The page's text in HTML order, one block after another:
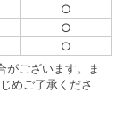
○
○
○
がございます。ま
めご了承くださ